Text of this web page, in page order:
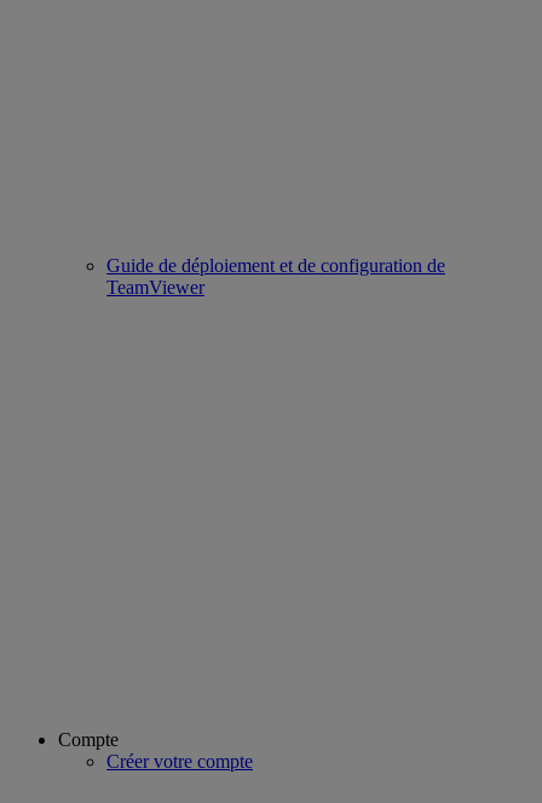
Guide de déploiement et de configuration de
TeamViewer
Compte
Créer votre compte